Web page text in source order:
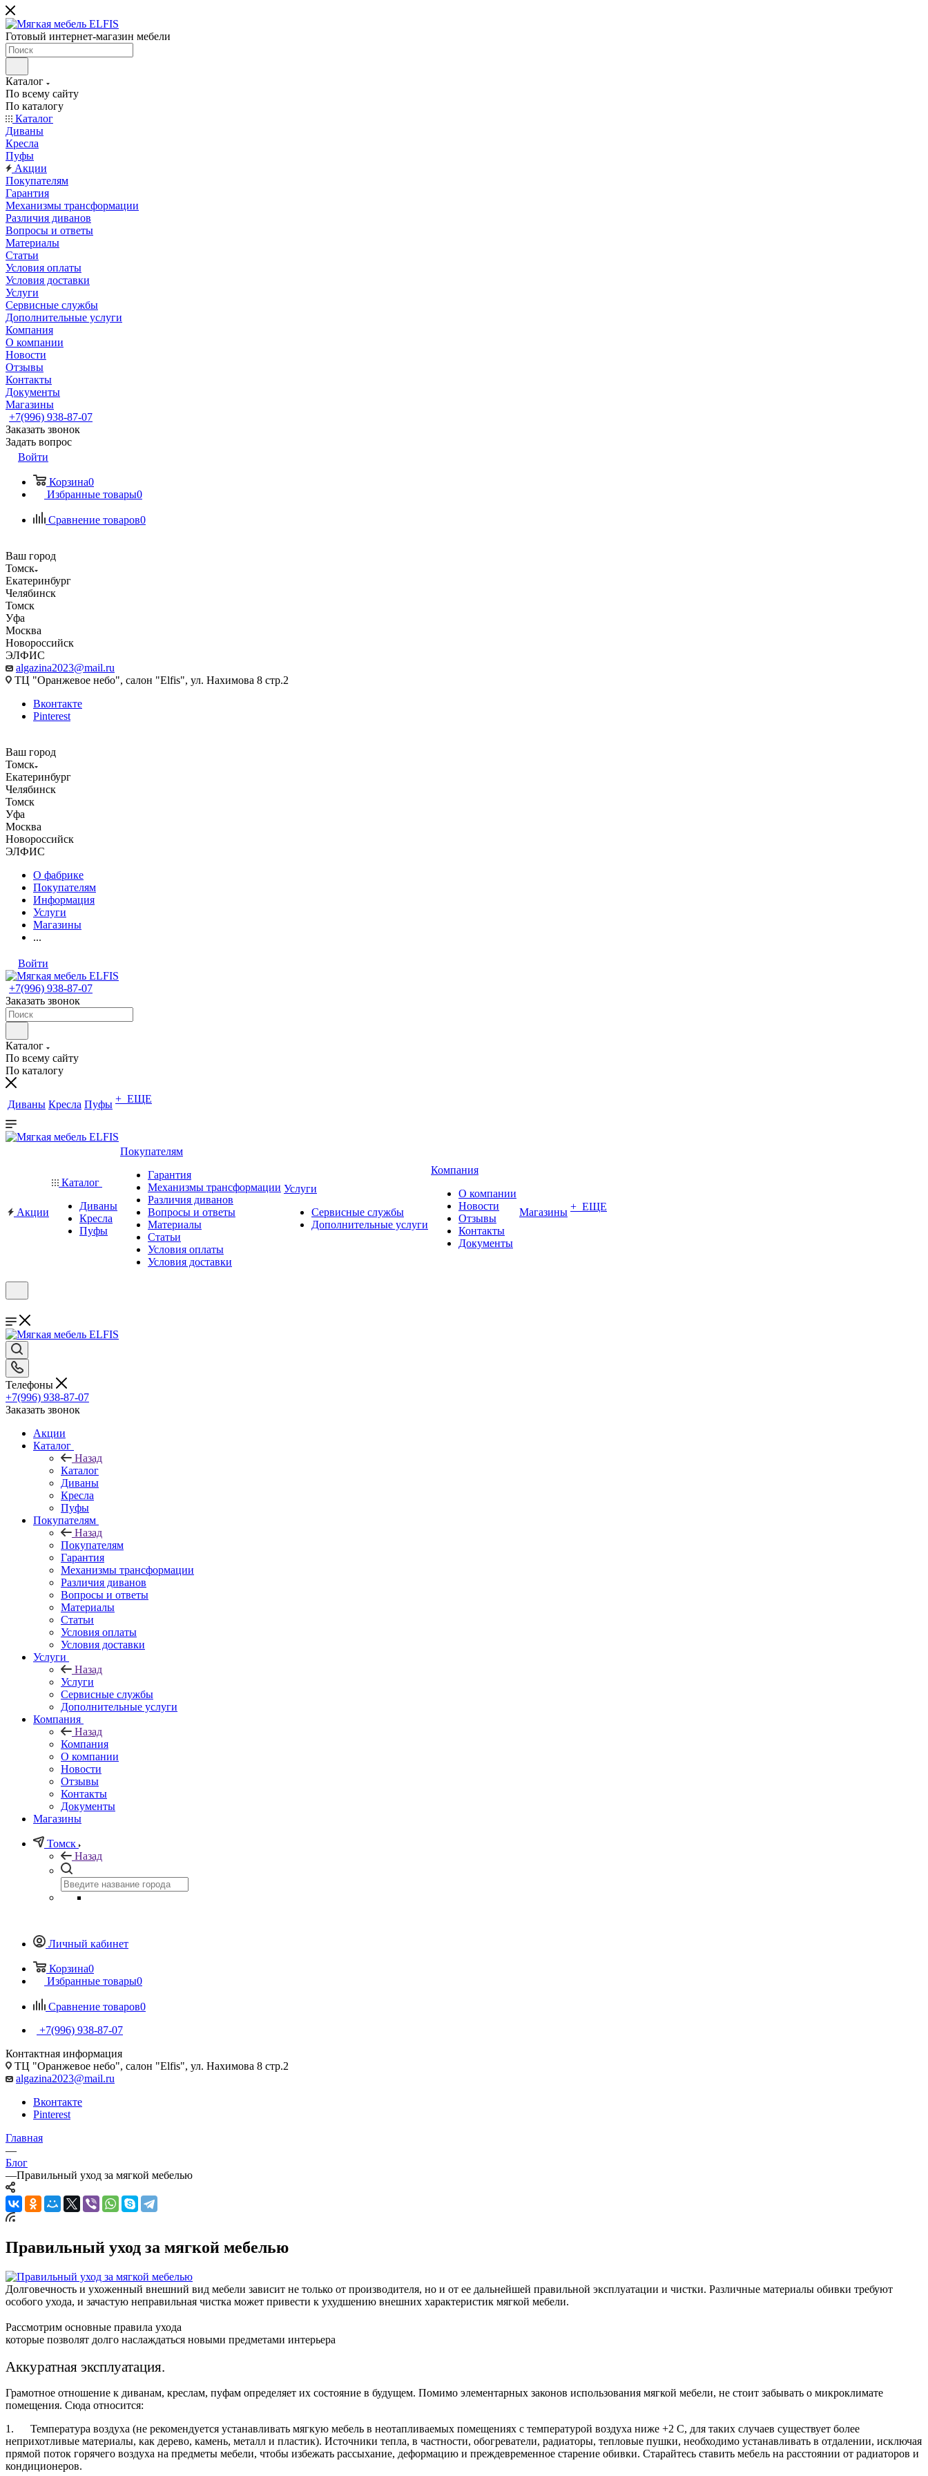
Готовый интернет-магазин мебели
Каталог
По всему сайту
По каталогу
Каталог
Диваны
Кресла
Пуфы
Акции
Покупателям
Гарантия
Механизмы трансформации
Различия диванов
Вопросы и ответы
Материалы
Статьи
Условия оплаты
Условия доставки
Услуги
Сервисные службы
Дополнительные услуги
Компания
О компании
Новости
Отзывы
Контакты
Документы
Магазины
+7(996) 938-87-07
Заказать звонок
Задать вопрос
Войти
Корзина0
Избранные товары0
Сравнение товаров0
Ваш город
Томск
Екатеринбург
Челябинск
Томск
Уфа
Москва
Новороссийск
ЭЛФИС
algazina2023@mail.ru
ТЦ "Оранжевое небо", салон "Elfis", ул. Нахимова 8 стр.2
Вконтакте
Pinterest
Ваш город
Томск
Екатеринбург
Челябинск
Томск
Уфа
Москва
Новороссийск
ЭЛФИС
О фабрике
Покупателям
Информация
Услуги
Магазины
...
Войти
+7(996) 938-87-07
Заказать звонок
Каталог
По всему сайту
По каталогу
Диваны Кресла Пуфы + ЕЩЕ
Акции
Каталог
Диваны
Кресла
Пуфы
Покупателям
Гарантия
Механизмы трансформации
Различия диванов
Вопросы и ответы
Материалы
Статьи
Условия оплаты
Условия доставки
Услуги
Сервисные службы
Дополнительные услуги
Компания
О компании
Новости
Отзывы
Контакты
Документы
Магазины + ЕЩЕ
Телефоны
+7(996) 938-87-07
Заказать звонок
Акции
Каталог
Назад
Каталог
Диваны
Кресла
Пуфы
Покупателям
Назад
Покупателям
Гарантия
Механизмы трансформации
Различия диванов
Вопросы и ответы
Материалы
Статьи
Условия оплаты
Условия доставки
Услуги
Назад
Услуги
Сервисные службы
Дополнительные услуги
Компания
Назад
Компания
О компании
Новости
Отзывы
Контакты
Документы
Магазины
Томск
Назад
Личный кабинет
Корзина0
Избранные товары0
Сравнение товаров0
+7(996) 938-87-07
Контактная информация
ТЦ "Оранжевое небо", салон "Elfis", ул. Нахимова 8 стр.2
algazina2023@mail.ru
Вконтакте
Pinterest
Главная
—
Блог
—Правильный уход за мягкой мебелью
Правильный уход за мягкой мебелью
Долговечность и ухоженный внешний вид мебели зависит не только от производителя, но и от ее дальнейшей правильной эксплуатации и чистки. Различные материалы обивки требуют
особого ухода, и зачастую неправильная чистка может привести к ухудшению внешних характеристик мягкой мебели.
Рассмотрим основные правила ухода
которые позволят долго наслаждаться новыми предметами интерьера
Аккуратная эксплуатация.
Грамотное отношение к диванам, креслам, пуфам определяет их состояние в будущем. Помимо элементарных законов использования мягкой мебели, не стоит забывать о микроклимате
помещения. Сюда относится:
1. Температура воздуха (не рекомендуется устанавливать мягкую мебель в неотапливаемых помещениях с температурой воздуха ниже +2 С, для таких случаев существует более
неприхотливые материалы, как дерево, камень, металл и пластик). Источники тепла, в частности, обогреватели, радиаторы, тепловые пушки, необходимо устанавливать в отдалении, исключая
прямой поток горячего воздуха на предметы мебели, чтобы избежать рассыхание, деформацию и преждевременное старение обивки. Старайтесь ставить мебель на расстоянии от радиаторов и
кондиционеров.